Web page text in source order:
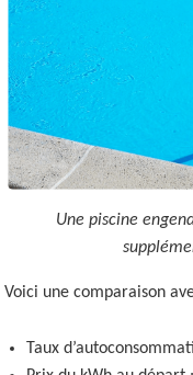
Une piscine
Voici une comparaison
Taux